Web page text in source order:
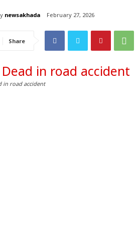
newsakhada February 27, 2026
Share
in road accident